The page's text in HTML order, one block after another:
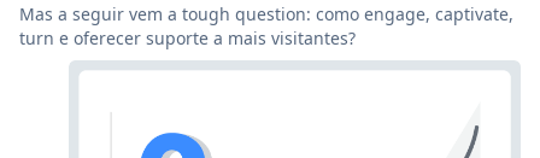
Mas a seguir vem a tough question: como engage, captivate,
turn e oferecer suporte a mais visitantes?